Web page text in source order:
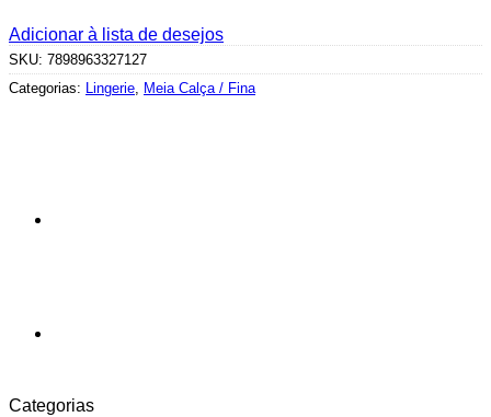
Adicionar à lista de desejos
SKU: 7898963327127
Categorias: Lingerie, Meia Calça / Fina
Categorias